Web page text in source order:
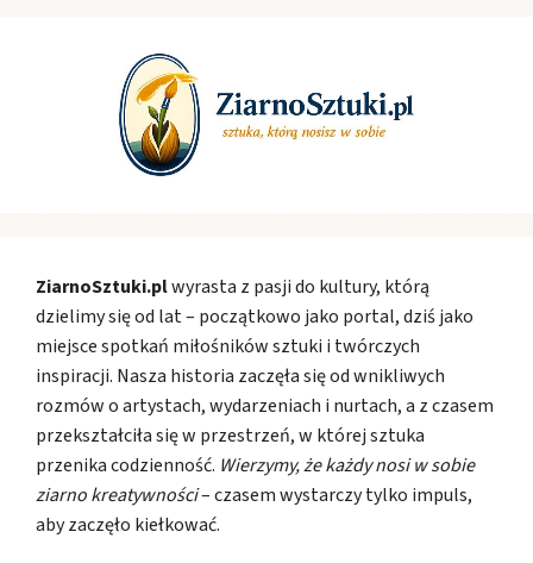
ZiarnoSztuki.plwyrasta z pasji do kultury, którą
dzielimy się od lat – początkowo jako portal, dziś jako
miejsce spotkań miłośników sztuki i twórczych
inspiracji. Nasza historia zaczęła się od wnikliwych
rozmów o artystach, wydarzeniach i nurtach, a z czasem
przekształciła się w przestrzeń, w której sztuka
przenika codzienność. Wierzymy, że każdy nosi w sobie
ziarno kreatywności– czasem wystarczy tylko impuls,
aby zaczęło kiełkować.